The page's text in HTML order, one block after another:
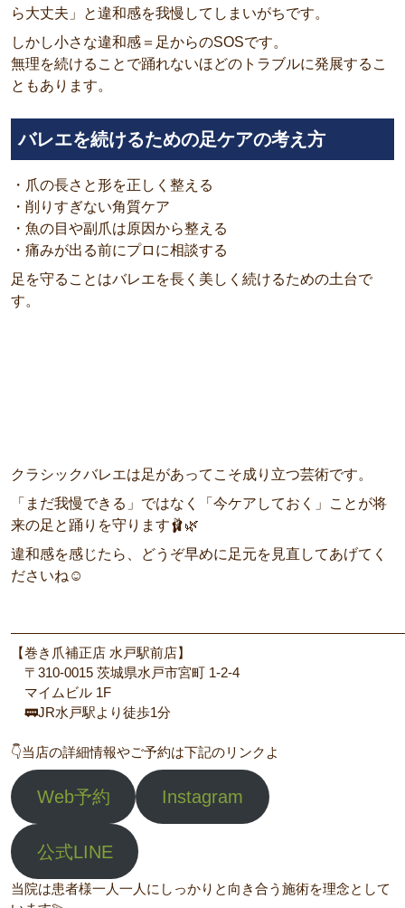
ら大丈夫」と違和感を我慢してしまいがちです。
しかし小さな違和感＝足からのSOSです。
無理を続けることで踊れないほどのトラブルに発展するこ
ともあります。
バレエを続けるための足ケアの考え方
・爪の長さと形を正しく整える
・削りすぎない角質ケア
・魚の目や副爪は原因から整える
・痛みが出る前にプロに相談する
足を守ることはバレエを長く美しく続けるための土台で
す。
クラシックバレエは足があってこそ成り立つ芸術です。
「まだ我慢できる」ではなく「今ケアしておく」ことが将
来の足と踊りを守ります🩰🌿
違和感を感じたら、どうぞ早めに足元を見直してあげてく
ださいね☺️
【巻き爪補正店 水戸駅前店】
〒310-0015 茨城県水戸市宮町 1-2-4
マイムビル 1F
🚃JR水戸駅より徒歩1分
👇当店の詳細情報やご予約は下記のリンクよ
Web予約 Instagram
公式LINE
当院は患者様一人一人にしっかりと向き合う施術を理念として